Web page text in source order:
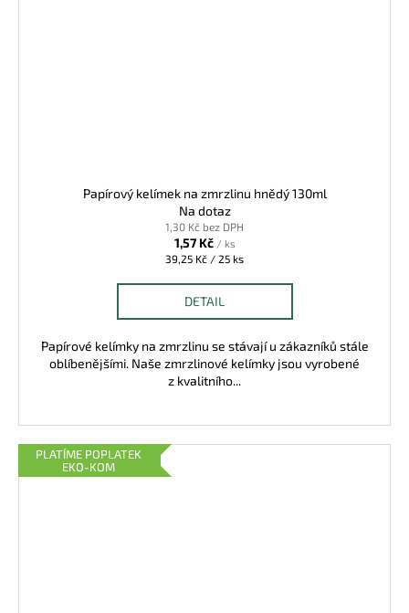
Papírový kelímek na zmrzlinu hnědý 130ml
Na dotaz
1,30 Kč bez DPH
1,57 Kč / ks
Měrná
39,25 Kč / 25 ks
DETAIL
Papírové kelímky na zmrzlinu se stávají u zákazníků stále
oblíbenějšími. Naše zmrzlinové kelímky jsou vyrobené
z kvalitního...
PLATÍME POPLATEK
EKO-KOM